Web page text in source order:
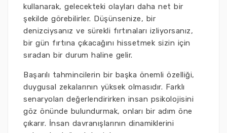
kullanarak, gelecekteki olayları daha net bir
şekilde görebilirler. Düşünsenize, bir
denizciysanız ve sürekli fırtınaları izliyorsanız,
bir gün fırtına çıkacağını hissetmek sizin için
sıradan bir durum haline gelir.
Başarılı tahmincilerin bir başka önemli özelliği,
duygusal zekalarının yüksek olmasıdır. Farklı
senaryoları değerlendirirken insan psikolojisini
göz önünde bulundurmak, onları bir adım öne
çıkarır. İnsan davranışlarının dinamiklerini